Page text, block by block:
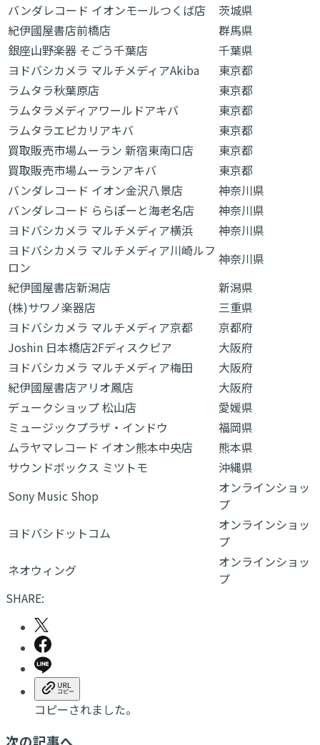
バンダレコード イオンモールつくば店
茨城県
紀伊國屋書店前橋店
群馬県
銀座山野楽器 そごう千葉店
千葉県
ヨドバシカメラ マルチメディアAkiba
東京都
ラムタラ秋葉原店
東京都
ラムタラメディアワールドアキバ
東京都
ラムタラエピカリアキバ
東京都
買取販売市場ムーラン 新宿東南口店
東京都
買取販売市場ムーランアキバ
東京都
バンダレコード イオン金沢八景店
神奈川県
バンダレコード ららぽーと海老名店
神奈川県
ヨドバシカメラ マルチメディア横浜
神奈川県
ヨドバシカメラ マルチメディア川崎ルフ
ロン
神奈川県
紀伊國屋書店新潟店
新潟県
(株)サワノ楽器店
三重県
ヨドバシカメラ マルチメディア京都
京都府
Joshin 日本橋店2Fディスクピア
大阪府
ヨドバシカメラ マルチメディア梅田
大阪府
紀伊國屋書店アリオ鳳店
大阪府
デュークショップ 松山店
愛媛県
ミュージックプラザ・インドウ
福岡県
ムラヤマレコード イオン熊本中央店
熊本県
サウンドボックス ミツトモ
沖縄県
Sony Music Shop
オンラインショッ
プ
ヨドバシドットコム
オンラインショッ
プ
ネオウィング
オンラインショッ
プ
SHARE:
コピーされました。
次の記事へ